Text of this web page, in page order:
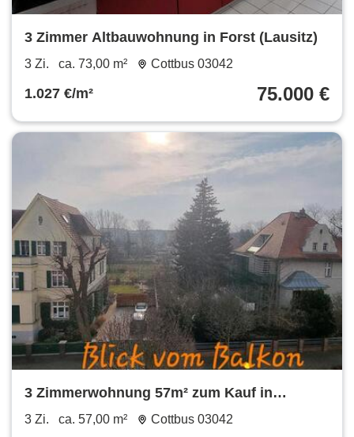
3 Zimmer Altbauwohnung in Forst (Lausitz)
3 Zi. ca. 73,00 m² Cottbus 03042
1.027 €/m² 75.000 €
3 Zimmerwohnung 57m² zum Kauf in
Cottbus
3 Zi. ca. 57,00 m² Cottbus 03042